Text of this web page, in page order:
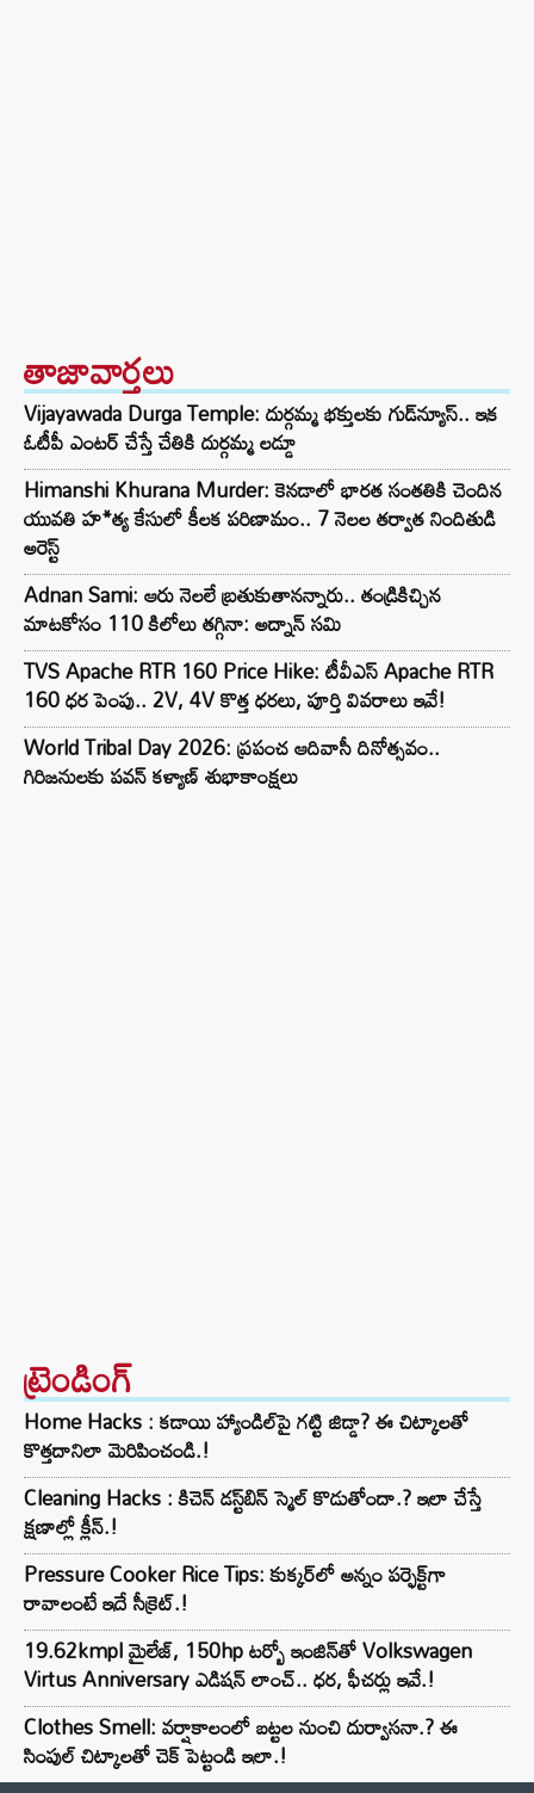
తాజావార్తలు
Vijayawada Durga Temple: దుర్గమ్మ భక్తులకు గుడ్‌న్యూస్.. ఇక
ఓటీపీ ఎంటర్ చేస్తే చేతికి దుర్గమ్మ లడ్డూ
Himanshi Khurana Murder: కెనడాలో భారత సంతతికి చెందిన
యువతి హ*త్య కేసులో కీలక పరిణామం.. 7 నెలల తర్వాత నిందితుడి
అరెస్ట్
Adnan Sami: ఆరు నెలలే బ్రతుకుతానన్నారు.. తండ్రికిచ్చిన
మాటకోసం 110 కిలోలు తగ్గినా: అద్నాన్ సమి
TVS Apache RTR 160 Price Hike: టీవీఎస్ Apache RTR
160 ధర పెంపు.. 2V, 4V కొత్త ధరలు, పూర్తి వివరాలు ఇవే!
World Tribal Day 2026: ప్రపంచ ఆదివాసీ దినోత్సవం..
గిరిజనులకు పవన్ కళ్యాణ్ శుభాకాంక్షలు
ట్రెండింగ్‌
Home Hacks : కడాయి హ్యాండిల్‌పై గట్టి జిడ్డా? ఈ చిట్కాలతో
కొత్తదానిలా మెరిపించండి.!
Cleaning Hacks : కిచెన్ డస్ట్‌బిన్ స్మెల్ కొడుతోందా.? ఇలా చేస్తే
క్షణాల్లో క్లీన్.!
Pressure Cooker Rice Tips: కుక్కర్‌లో అన్నం పర్ఫెక్ట్‌గా
రావాలంటే ఇదే సీక్రెట్.!
19.62kmpl మైలేజ్, 150hp టర్బో ఇంజిన్‌తో Volkswagen
Virtus Anniversary ఎడిషన్ లాంచ్.. ధర, ఫీచర్లు ఇవే.!
Clothes Smell: వర్షాకాలంలో బట్టల నుంచి దుర్వాసనా.? ఈ
సింపుల్ చిట్కాలతో చెక్ పెట్టండి ఇలా.!